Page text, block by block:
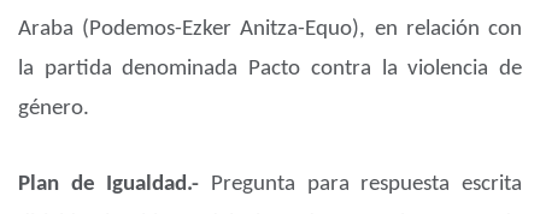
Araba (Podemos-Ezker Anitza-Equo), en relación con
la partida denominada Pacto contra la violencia de
género.
Plan de Igualdad.- Pregunta para respuesta escrita